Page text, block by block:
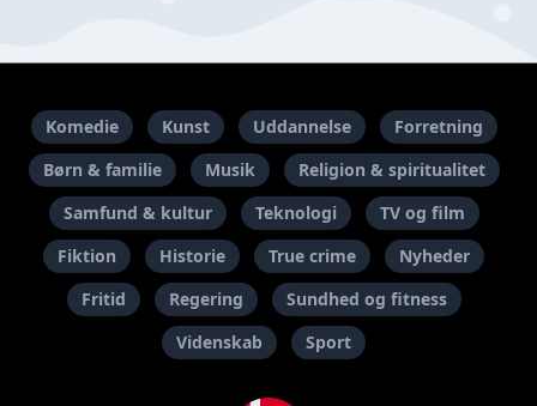
Komedie Kunst Uddannelse
Forretning
Børn & familie
Musik
Religion & spiritualitet
Samfund & kultur
Teknologi
TV og film
Fiktion
Historie True crime
Nyheder
Fritid
Regering
Sundhed og fitness
Videnskab
Sport